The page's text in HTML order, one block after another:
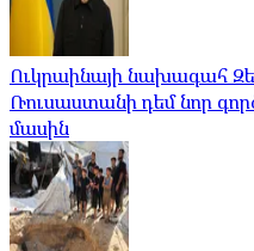
Ուկրաինայի նախագահ
Ռուսաստանի դեմ նոր
մասին